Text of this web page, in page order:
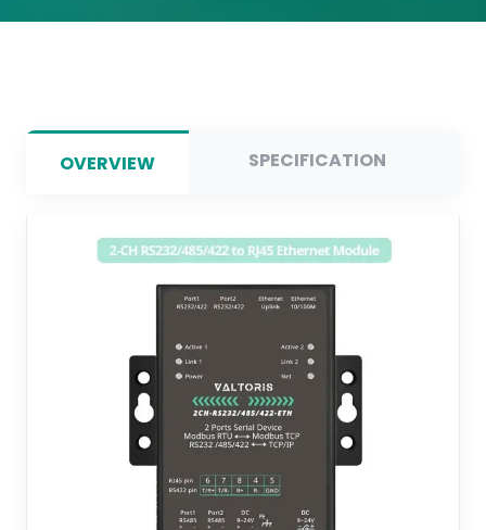
OVERVIEW SPECIFICATION